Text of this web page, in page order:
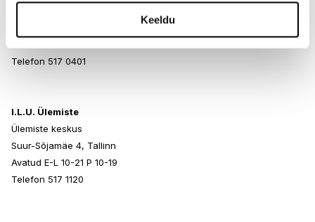
Keeldu
Telefon 517 0401
I.L.U. Ülemiste
Ülemiste keskus
Suur-Sõjamäe 4, Tallinn
Avatud E-L 10-21 P 10-19
Telefon 517 1120